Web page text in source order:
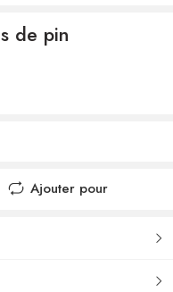
de pin
Ajouter pour